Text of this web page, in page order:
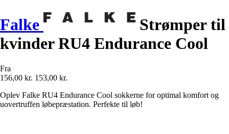
Falke
Strømper til
kvinder RU4 Endurance Cool
Fra
156,00 kr. 153,00 kr.
Oplev Falke RU4 Endurance Cool sokkerne for optimal komfort og
uovertruffen løbepræstation. Perfekte til løb!